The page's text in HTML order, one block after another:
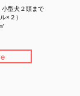
小型犬２頭まで
×２）